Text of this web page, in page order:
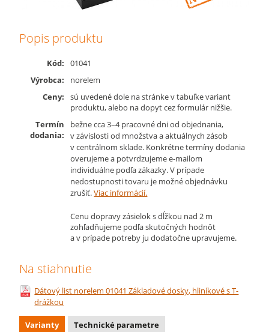
Popis produktu
Kód:
01041
Výrobca:
norelem
Ceny:
sú uvedené dole na stránke v tabuľke variant
produktu, alebo na dopyt cez formulár nižšie.
Termín
dodania:
bežne cca 3–4 pracovné dni od objednania,
v závislosti od množstva a aktuálnych zásob
v centrálnom sklade. Konkrétne termíny dodania
overujeme a potvrdzujeme e-mailom
individuálne podľa zákazky. V prípade
nedostupnosti tovaru je možné objednávku
zrušiť.Viac informácií.
Cenu dopravy zásielok s dĺžkou nad 2 m
zohľadňujeme podľa skutočných hodnôt
a v prípade potreby ju dodatočne upravujeme.
Na stiahnutie
Dátový list norelem 01041 Základové dosky, hliníkové s T-
drážkou
Varianty Technické parametre